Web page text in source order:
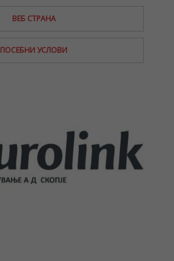
ВЕБ СТРАНА
ПОСЕБНИ УСЛОВИ